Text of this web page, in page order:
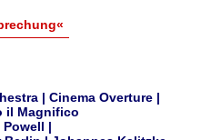
| Cinema Overture |
il Magnifico
Powell |